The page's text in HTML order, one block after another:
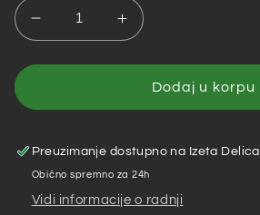
Smanji
količinu
za
–
motorna
pila
ccm
Povećaj
količinu
za
Ryobi
–
motorna
pila
ccm
Dodaj u korpu
Preuzimanje dostupno na Izeta
Obično spremno za 24h
Vidi informacije o radnji